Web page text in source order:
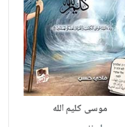
موسى كليم الله